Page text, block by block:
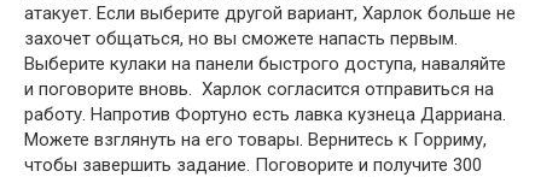
атакует. Если выберите другой вариант, Харлок больше не
захочет общаться, но вы сможете напасть первым.
Выберите кулаки на панели быстрого доступа, наваляйте
и поговорите вновь. Харлок согласится отправиться на
работу. Напротив Фортуно есть лавка кузнеца Дарриана.
Можете взглянуть на его товары. Вернитесь к Горриму,
чтобы завершить задание. Поговорите и получите 300